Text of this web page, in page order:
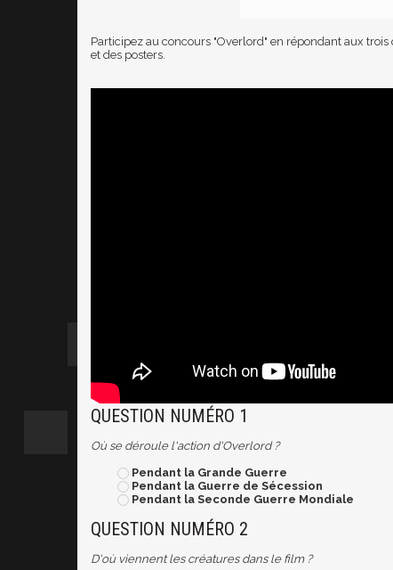
Participez au concours "Overlord" en répondant aux
et des posters.
QUESTION NUMÉRO 1
Où se déroule l'action d'Overlord ?
Pendant la Grande Guerre
Pendant la Guerre de Sécession
Pendant la Seconde Guerre Mondiale
QUESTION NUMÉRO 2
D'où viennent les créatures dans le film ?